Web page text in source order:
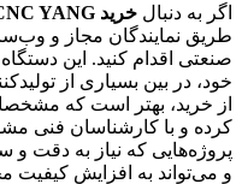
اگر به دنبال خرید CNC YANG مدل SMV1000
طریق نمایندگان مجاز و
صنعتی اقدام کنید. این
خود، در بین بسیاری از
از خرید، بهتر است که
کرده و با کارشناسان فنی
پروژه‌هایی که نیاز به دقت و
و می‌تواند به افزایش کیفیت